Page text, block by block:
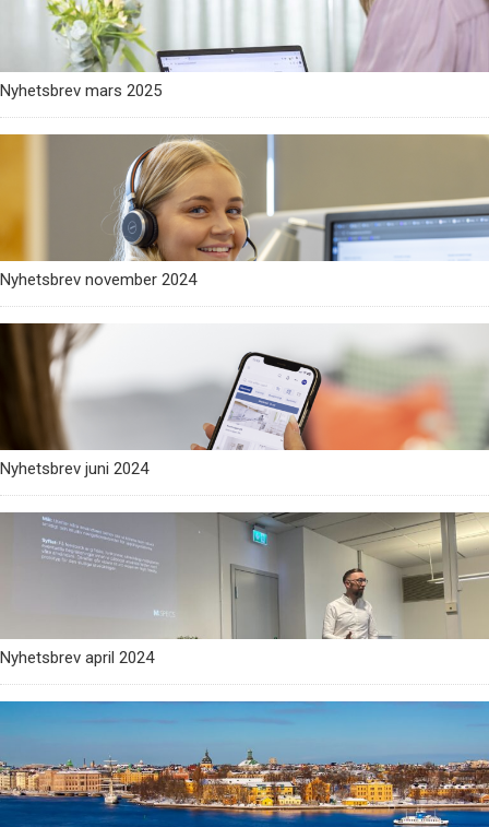
Nyhetsbrev mars 2025
Nyhetsbrev november 2024
Nyhetsbrev juni 2024
Nyhetsbrev april 2024